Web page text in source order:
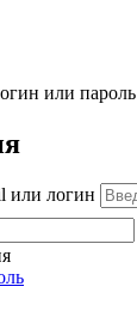
или пароль
или логин